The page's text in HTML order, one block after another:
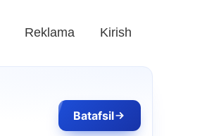
Reklama Kirish
Batafsil